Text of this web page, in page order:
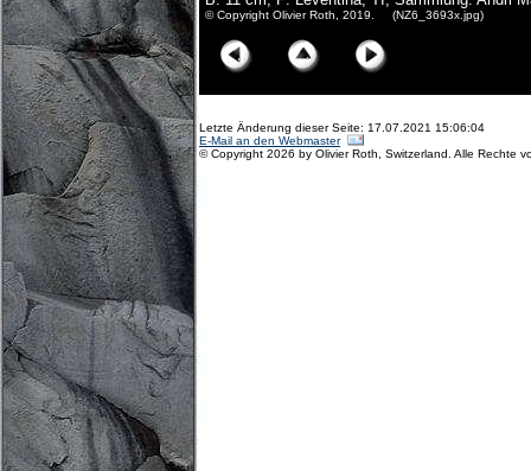
© Copyright Olivier Roth, 2019. (NZ6_3693x.jpg)
Letzte Änderung dieser Seite: 17.07.2021 15:06:04
E-Mail an den Webmaster
© Copyright 2026 by Olivier Roth, Switzerland. Alle Rechte